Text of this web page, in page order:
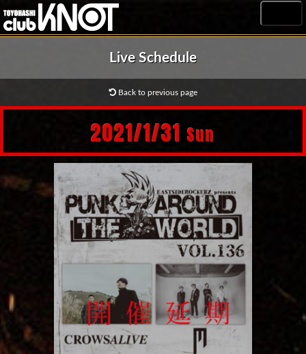
Live Schedule
Back to previous page
2021/1/31 Sun